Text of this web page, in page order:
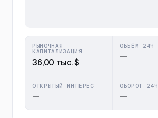
РЫНОЧНАЯ
КАПИТАЛИЗАЦИЯ
36,00 тыс. $
ОБЪЁМ 24Ч
—
ОТКРЫТЫЙ ИНТЕРЕС
—
ОБОРОТ 24Ч
—